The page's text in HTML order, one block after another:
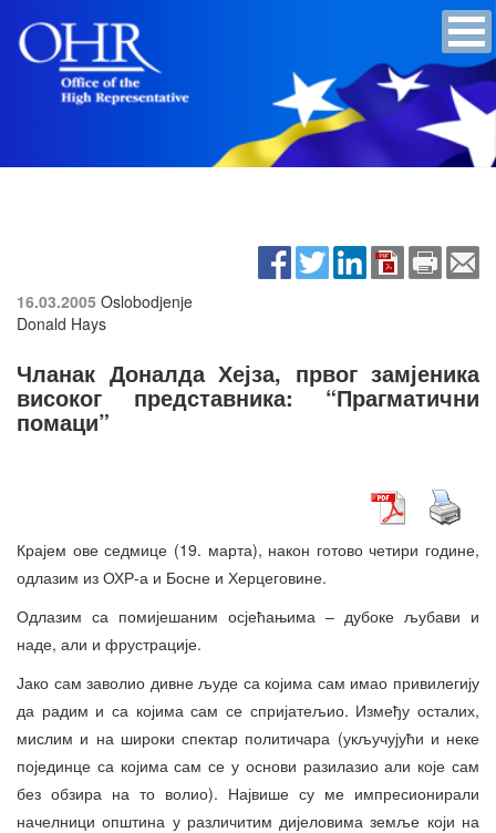
16.03.2005 Oslobodjenje
Donald Hays
Чланак Доналда Хејза, првог замјеника
високог представника: “Прагматични
помаци”
Крајем ове седмице (19. марта), након готово четири године,
одлазим из ОХР-а и Босне и Херцеговине.
Одлазим са помијешаним осјећањима – дубоке љубави и
наде, али и фрустрације.
Јако сам заволио дивне људе са којима сам имао привилегију
да радим и са којима сам се спријатељио. Између осталих,
мислим и на широки спектар политичара (укључујући и неке
појединце са којима сам се у основи разилазио али које сам
без обзира на то волио). Највише су ме импресионирали
начелници општина у различитим дијеловима земље који на